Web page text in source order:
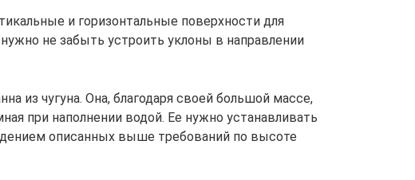
и горизонтальные поверхности для
не забыть устроить уклоны в направлении
из чугуна. Она, благодаря своей большой массе,
при наполнении водой. Ее нужно устанавливать
описанных выше требований по высоте